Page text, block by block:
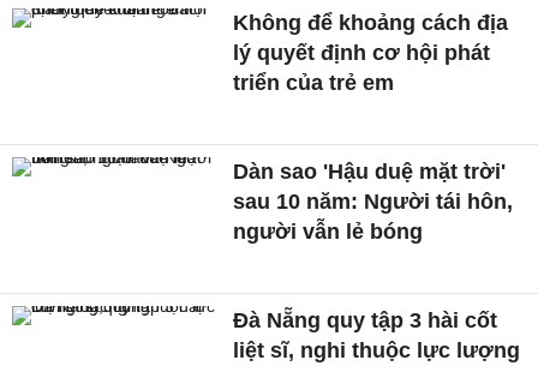
Không để khoảng cách địa
lý quyết định cơ hội phát
triển của trẻ em
Dàn sao 'Hậu duệ mặt trời'
sau 10 năm: Người tái hôn,
người vẫn lẻ bóng
Đà Nẵng quy tập 3 hài cốt
liệt sĩ, nghi thuộc lực lượng